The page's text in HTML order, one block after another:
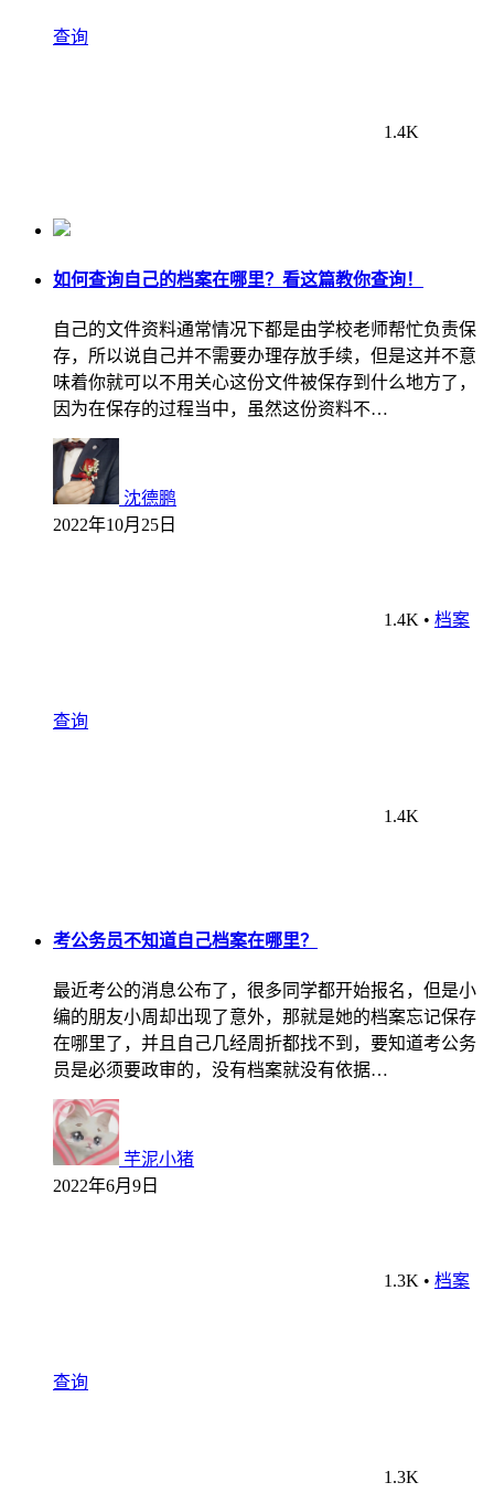
查询
1.4K
如何查询自己的档案在哪里？看这篇教你查询！
自己的文件资料通常情况下都是由学校老师帮忙负责保
存，所以说自己并不需要办理存放手续，但是这并不意
味着你就可以不用关心这份文件被保存到什么地方了，
因为在保存的过程当中，虽然这份资料不…
沈德鹏
2022年10月25日
1.4K • 档案
查询
1.4K
考公务员不知道自己档案在哪里？
最近考公的消息公布了，很多同学都开始报名，但是小
编的朋友小周却出现了意外，那就是她的档案忘记保存
在哪里了，并且自己几经周折都找不到，要知道考公务
员是必须要政审的，没有档案就没有依据…
芋泥小猪
2022年6月9日
1.3K • 档案
查询
1.3K